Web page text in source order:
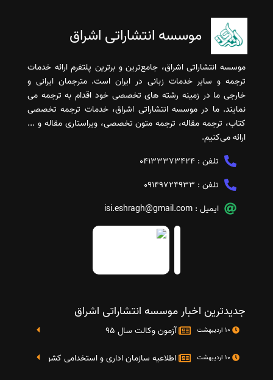
موسسه انتشاراتی اشراق
موسسه انتشاراتی اشراق، جامع‌ترین و برترین پلتفرم ارائه خدمات
ترجمه و سایر خدمات زبانی در ایران است. مترجمان ایرانی و
خارجی ما در زمینه رشته های تخصصی خود اقدام به ترجمه می
نمایند. ما در موسسه انتشاراتی اشراق، خدمات ترجمه تخصصی
کتاب، ترجمه مقاله، ترجمه متون تخصصی، ویراستاری مقاله و ...
ارائه می‌کنیم.
تلفن : 04133373424
تلفن : 09149724933
ایمیل : isi.eshragh@gmail.com
جدیدترین اخبار موسسه انتشاراتی اشراق
آزمون وکالت سال 95
اطلاعیه سازمان اداری و استخدامی کشور در خصوص